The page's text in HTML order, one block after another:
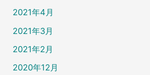
2021年4月
2021年3月
2021年2月
2020年12月